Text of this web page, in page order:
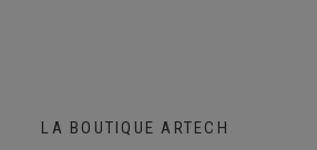
LA BOUTIQUE ARTECH